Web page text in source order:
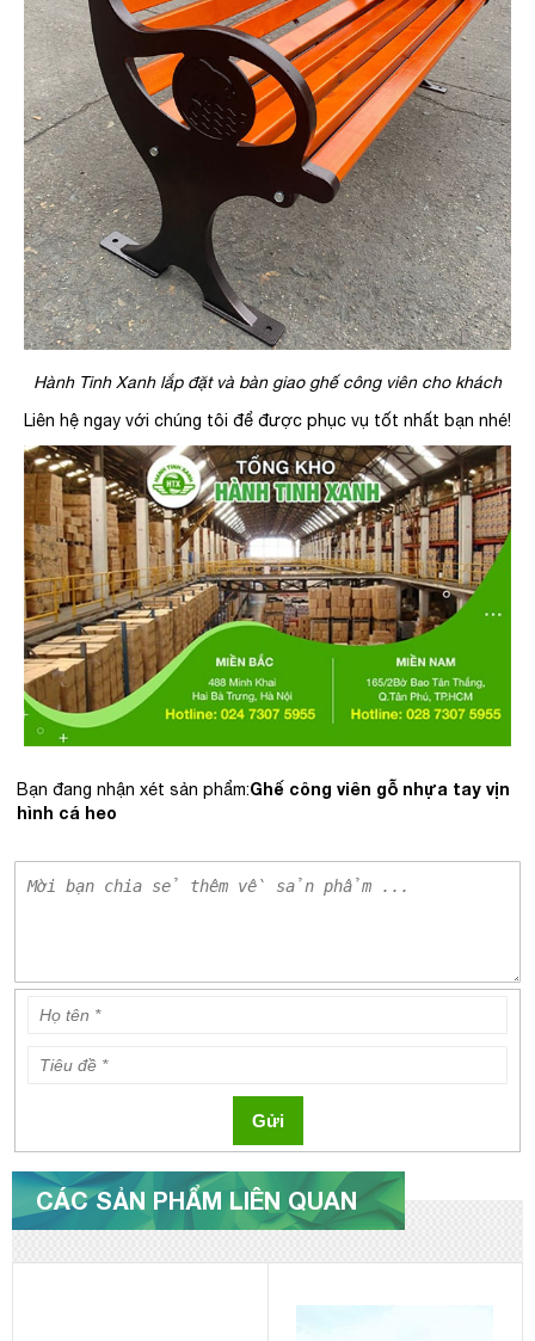
Hành Tinh Xanh lắp đặt và bàn giao ghế công viên cho khách
Liên hệ ngay với chúng tôi để được phục vụ tốt nhất bạn nhé!
Bạn đang nhận xét sản phẩm:Ghế công viên gỗ nhựa tay vịn
hình cá heo
Gửi
CÁC SẢN PHẨM LIÊN QUAN